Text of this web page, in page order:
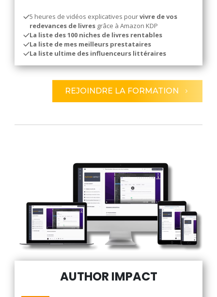
5 heures de vidéos explicatives pourvivre de vos
redevances de livresgrâce à Amazon KDP
La liste des 100 niches de livres rentables
La liste de mes meilleurs prestataires
La liste ultime des influenceurs littéraires
REJOINDRE LA FORMATION
AUTHOR IMPACT